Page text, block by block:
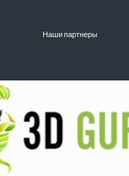
Наши партнеры